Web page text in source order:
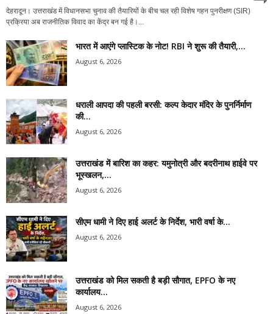
देहरादून। उत्तराखंड में विधानसभा चुनाव की तैयारियों के बीच चल रही विशेष गहन पुनरीक्षण (SIR)
प्रक्रिया अब राजनीतिक विवाद का केंद्र बन गई है।...
भारत में आएंगे प्लास्टिक के नोट! RBI ने शुरू की तैयारी,...
August 6, 2026
धराली आपदा की पहली बरसी: कल्प केदार मंदिर के पुनर्निर्माण
की...
August 6, 2026
उत्तराखंड में बारिश का कहर: यमुनोत्री और बदरीनाथ हाईवे पर
भूस्खलन,...
August 6, 2026
सीएम धामी ने दिए हाई अलर्ट के निर्देश, भारी वर्षा के...
August 6, 2026
उत्तराखंड को मिल सकती है बड़ी सौगात, EPFO के नए
कार्यालय...
August 6, 2026